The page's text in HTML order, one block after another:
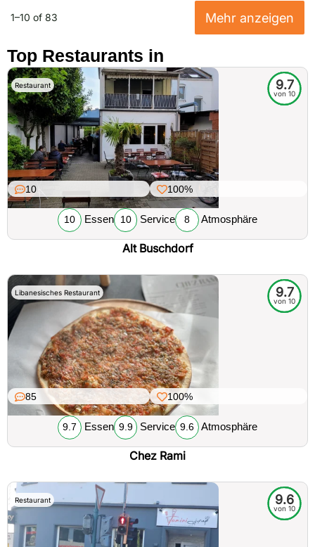
1–10 of 83 Mehr anzeigen
Top Restaurants in
Restaurant 9.7
von 10
10 100%
10 Essen 10 Service 8 Atmosphäre
Alt Buschdorf
Libanesisches Restaurant 9.7
von 10
85 100%
9.7 Essen 9.9 Service 9.6 Atmosphäre
Chez Rami
Restaurant 9.6
von 10